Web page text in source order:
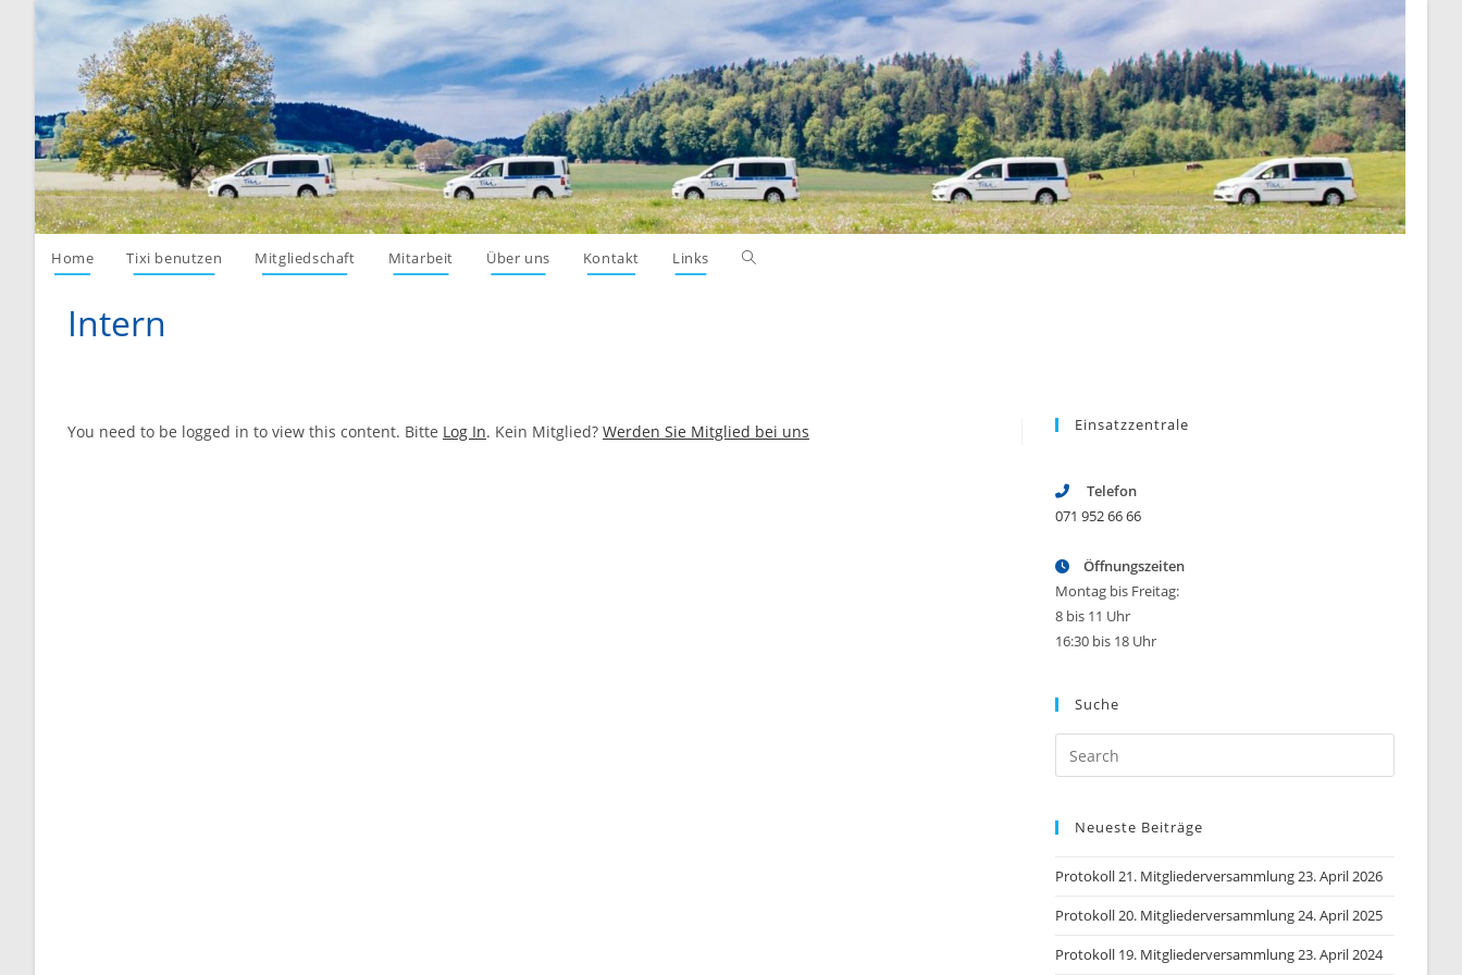
Home Tixi benutzen Mitgliedschaft Mitarbeit Über uns Kontakt Links Toggle
Intern
You need to be logged in to view this content. Bitte Log In. Kein Mitglied? Werden Sie Mitglied bei uns Einsatzzentrale
Telefon
071 952 66 66
Öffnungszeiten
Montag bis Freitag:
8 bis 11 Uhr
16:30 bis 18 Uhr
Suche
Escape
Neueste Beiträge
Protokoll 21. Mitgliederversammlung 23. April 2026
Protokoll 20. Mitgliederversammlung 24. April 2025
Protokoll 19. Mitgliederversammlung 23. April 2024